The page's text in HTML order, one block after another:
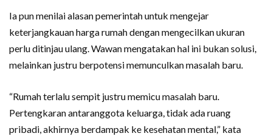
Ia pun menilai alasan pemerintah untuk mengejar
keterjangkauan harga rumah dengan mengecilkan ukuran
perlu ditinjau ulang. Wawan mengatakan hal ini bukan solusi,
melainkan justru berpotensi memunculkan masalah baru.
“Rumah terlalu sempit justru memicu masalah baru.
Pertengkaran antaranggota keluarga, tidak ada ruang
pribadi, akhirnya berdampak ke kesehatan mental,” kata